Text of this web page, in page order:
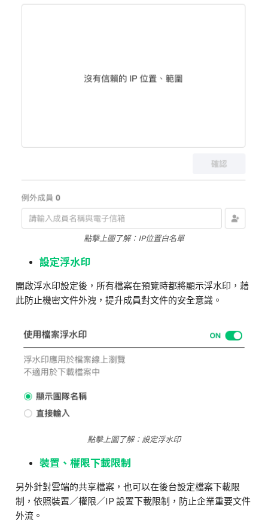
點擊上圖了解：IP位置白名單
設定浮水印
開啟浮水印設定後，所有檔案在預覽時都將顯示浮水印，藉
此防止機密文件外洩，提升成員對文件的安全意識。
點擊上圖了解：設定浮水印
裝置、權限下載限制
另外針對雲端的共享檔案，也可以在後台設定檔案下載限
制，依照裝置／權限／IP設置下載限制，防止企業重要文件
外流。